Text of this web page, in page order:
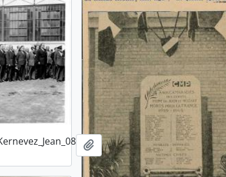
Ajouter au presse-papier